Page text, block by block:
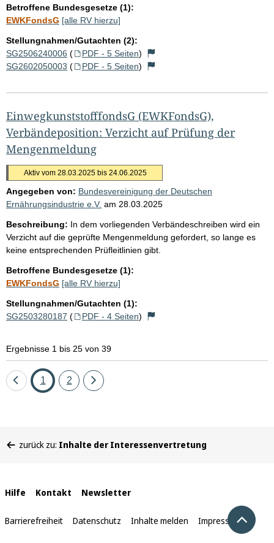
Betroffene Bundesgesetze (1):
EWKFondsG [alle RV hierzu]
Stellungnahmen/Gutachten (2):
SG2506240006 ( PDF - 5 Seiten)
SG2602050003 ( PDF - 5 Seiten)
EinwegkunststofffondsG (EWKFondsG),
Verbändeposition: Verzicht auf Prüfung der
Mengenmeldung
Aktiv vom 28.03.2025 bis 24.06.2025
Angegeben von: Bundesvereinigung der Deutschen
Ernährungsindustrie e.V. am 28.03.2025
Beschreibung: In dem vorliegenden Verbändeschreiben wird ein
Verzicht auf die geprüfte Mengenmeldung gefordert, so lange es
keine entsprechenden Prüfleitlinien gibt.
Betroffene Bundesgesetze (1):
EWKFondsG [alle RV hierzu]
Stellungnahmen/Gutachten (1):
SG2503280187 ( PDF - 4 Seiten)
Ergebnisse 1 bis 25 von 39
EineSeite
1 Seite
2
Eine
befinden
zurück zu: Inhalte der Interessenvertretung
Interne
Links
Hilfe Kontakt Newsletter
Barrierefreiheit Datenschutz Inhalte melden Impressum